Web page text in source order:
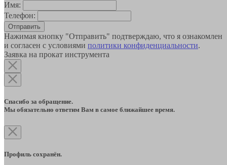
Имя:
Телефон:
Отправить
Нажимая кнопку "Отправить" подтверждаю, что я ознакомлен
и согласен с условиями политики конфиденциальности.
Заявка на прокат инструмента
Спасибо за обращение.
Мы обязательно ответим Вам в самое ближайшее время.
Профиль сохранён.